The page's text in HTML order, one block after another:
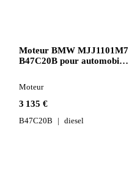
Moteur BMW MJJ1101M7
B47C20B pour automobile
3 135 €
Moteur
B47C20B diesel